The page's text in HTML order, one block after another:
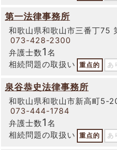
第一法律事務所
和歌山県和歌山市三番丁75
073-428-2300
弁護士数1 名
相続問題の取扱い
重点的 あ
泉谷恭史法律事務所
和歌山県和歌山市新高町5-
073-444-1784
弁護士数1 名
相続問題の取扱い
重点的 あ